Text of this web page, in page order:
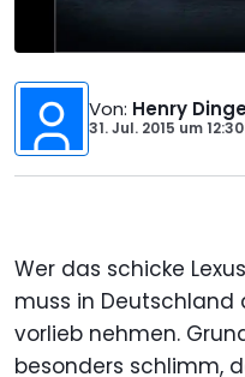
Von: Henry
31. Jul. 2015 um
Wer das schicke
muss in Deutschland
vorlieb nehmen.
besonders schlimm,